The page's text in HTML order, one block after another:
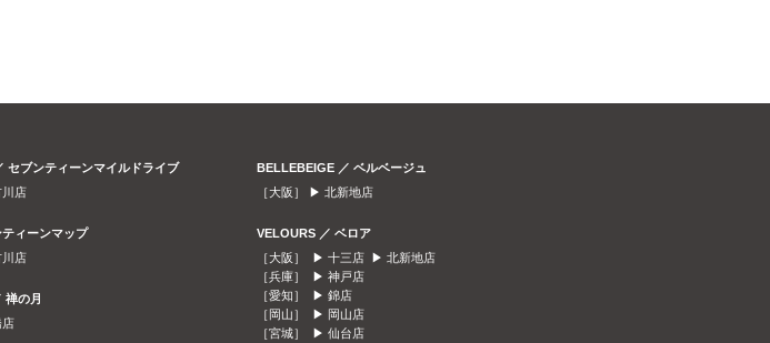
セブンティーンマイルドライブ
川店
ィーンマップ
川店
禅の月
店
BELLEBEIGE ／ ベルベージュ
［大阪］ ▶ 北新地店
VELOURS ／ ベロア
［大阪］ ▶ 十三店 ▶ 北新地店
［兵庫］ ▶ 神戸店
［愛知］ ▶ 錦店
［岡山］ ▶ 岡山店
［宮城］ ▶ 仙台店